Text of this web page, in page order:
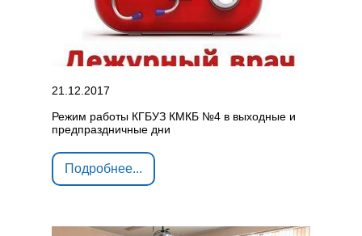
21.12.2017
Режим работы КГБУЗ КМКБ №4 в выходные и
предпраздничные дни
Подробнее...